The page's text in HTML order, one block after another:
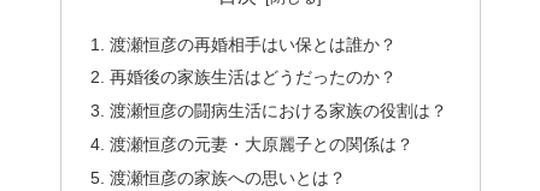
渡瀬恒彦の再婚相手はい保とは誰か？
再婚後の家族生活はどうだったのか？
渡瀬恒彦の闘病生活における家族の役割は？
渡瀬恒彦の元妻・大原麗子との関係は？
渡瀬恒彦の家族への思いとは？